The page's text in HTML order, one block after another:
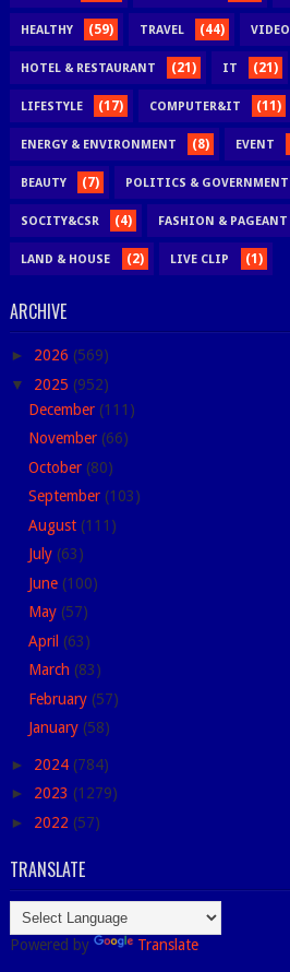
HEALTHY (59) TRAVEL (44) VIDEO
HOTEL & RESTAURANT (21) IT (21)
LIFESTYLE (17) COMPUTER&IT (11)
ENERGY & ENVIRONMENT (8) EVENT
BEAUTY (7) POLITICS & GOVERNMENT
SOCITY&CSR (4) FASHION & PAGEANT
LAND & HOUSE (2) LIVE CLIP (1)
ARCHIVE
► 2026 (569)
▼ 2025 (952)
December (111)
November (66)
October (80)
September (103)
August (111)
July (63)
June (100)
May (57)
April (63)
March (83)
February (57)
January (58)
► 2024 (784)
► 2023 (1279)
► 2022 (57)
TRANSLATE
Powered by Translate